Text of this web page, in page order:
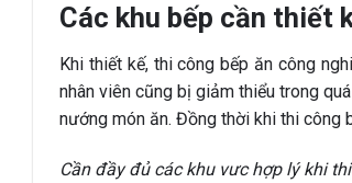
Các khu bếp cần thiết
Khi thiết kế, thi công bếp ăn công
nhân viên cũng bị giảm thiểu trong
nướng món ăn. Đồng thời khi thi công
Cần đầy đủ các khu vưc hợp lý khi